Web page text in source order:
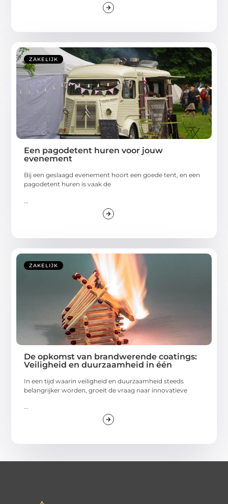
ZAKELIJK
Een pagodetent huren voor jouw
evenement
Bij een geslaagd evenement hoort een goede tent, en een
pagodetent huren is vaak de
ZAKELIJK
De opkomst van brandwerende coatings:
Veiligheid en duurzaamheid in één
In een tijd waarin veiligheid en duurzaamheid steeds
belangrijker worden, groeit de vraag naar innovatieve
...